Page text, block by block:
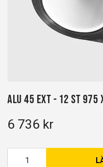
Alu 45 EXT - 12 st 975
6 736 kr